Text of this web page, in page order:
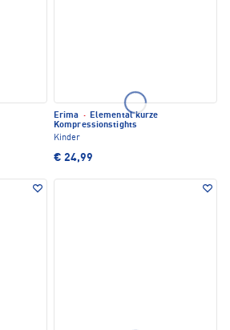
Erima · Elemental kurze
Kompressionstights
Kinder
€ 24,99